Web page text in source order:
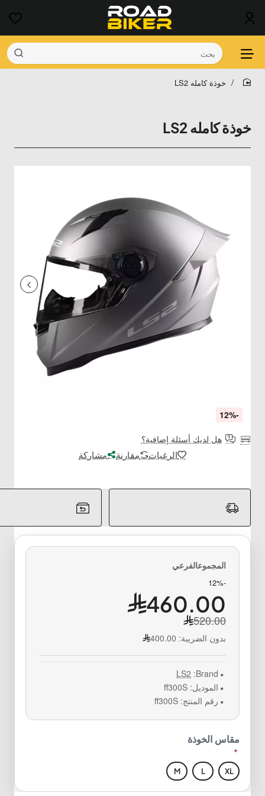
بحث
خوذة كامله LS2
خوذة كامله LS2
-12%
هل لديك أسئلة إضافية؟
الرغبات مقارنة مشاركة
-12%
460.00
520.00
بدون الضريبة: 400.00
Brand:
LS2
الموديل: ff300S
رقم المنتج: ff300S
مقاس الخوذة
XL
L
M